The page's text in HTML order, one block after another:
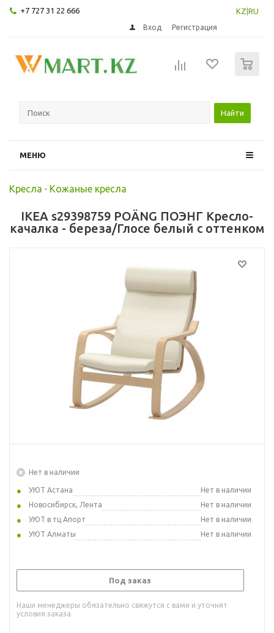
+7 727 31 22 666 KZ RU
Вход Регистрация
Найти
МЕНЮ
Кресла - Кожаные кресла
IKEA s29398759 POÄNG ПОЭНГ Кресло-
качалка - береза/Глосе белый с оттенком
Нет в наличии
УЮТ Астана
Нет в наличии
Новосибирск, Лента
Нет в наличии
УЮТ в тц Апорт
Нет в наличии
УЮТ Алматы
Нет в наличии
Под заказ
Наши менеджеры обязательно свяжутся с вами и уточнят
условия заказа